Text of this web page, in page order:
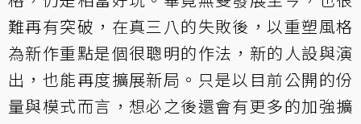
難再有突破，在真三八的失敗後，以重塑風格
為新作重點是個很聰明的作法，新的人設與演
出，也能再度擴展新局。只是以目前公開的份
量與模式而言，想必之後還會有更多的加強擴